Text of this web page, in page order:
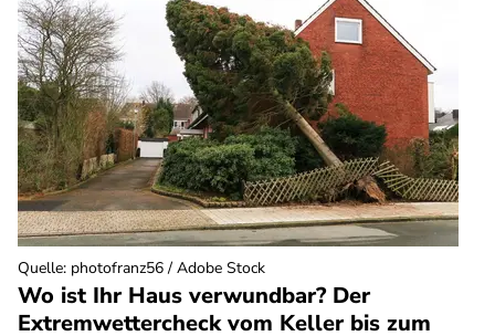
Wo ist Ihr Haus verwundbar? Der
Extremwettercheck vom Keller bis zum
Quelle: photofranz56 / Adobe Stock